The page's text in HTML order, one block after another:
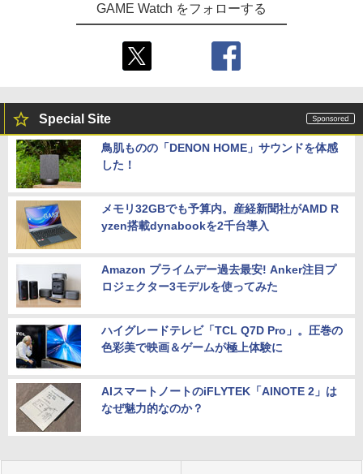
GAME Watch をフォローする
Special Site
鳥肌ものの「DENON HOME」サウンドを体感
した！
メモリ32GBでも予算内。産経新聞社がAMD R
yzen搭載dynabookを2千台導入
Amazon プライムデー過去最安! Anker注目プ
ロジェクター3モデルを使ってみた
ハイグレードテレビ「TCL Q7D Pro」。圧巻の
色彩美で映画＆ゲームが極上体験に
AIスマートノートのiFLYTEK「AINOTE 2」は
なぜ魅力的なのか？